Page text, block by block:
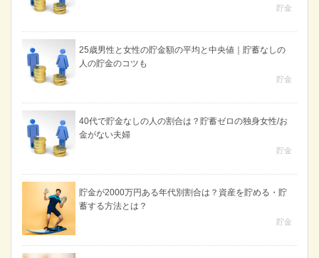
貯金
25歳男性と女性の貯金額の平均と中央値｜貯蓄なしの
人の貯金のコツも
貯金
40代で貯金なしの人の割合は？貯蓄ゼロの独身女性/お
金がない夫婦
貯金
貯金が2000万円ある年代別割合は？資産を貯める・貯
蓄する方法とは？
貯金